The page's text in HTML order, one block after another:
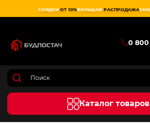
СКИДКИ ОТ 10%БОЛЬШАЯ РАСПРОДАЖА
0 800
Каталог товаров